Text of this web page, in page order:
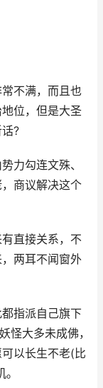
不满，而且也
位，但是大圣
?
力勾连文殊、
商议解决这个
直接关系，不
两耳不闻窗外
指派自己旗下
怪大多未成佛，
以长生不老(比